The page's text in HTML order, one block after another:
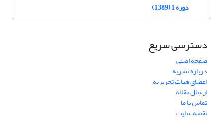
دوره 1 (1389)
دسترسی سریع
صفحه اصلی
درباره نشریه
اعضای هیات تحریریه
ارسال مقاله
تماس با ما
نقشه سایت